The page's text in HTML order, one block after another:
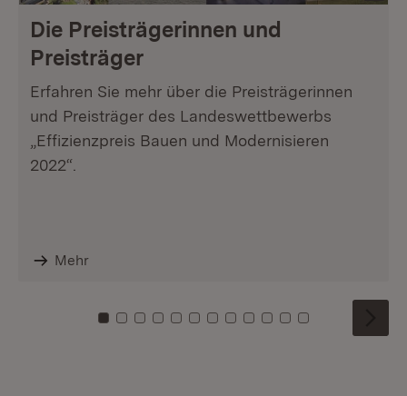
Die Preisträgerinnen und
Preisträger
Erfahren Sie mehr über die Preisträgerinnen
und Preisträger des Landeswettbewerbs
„Effizienzpreis Bauen und Modernisieren
2022“.
Mehr
Zu Kachel: 0
Zu Kachel: 1
Zu Kachel: 2
Zu Kachel: 3
Zu Kachel: 4
Zu Kachel: 5
Zu Kachel: 6
Zu Kachel: 7
Zu Kachel: 8
Zu Kachel: 9
Zu Kachel: 10
Zu Kachel: 11